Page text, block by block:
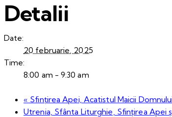
Detalii
Date:
20 februarie, 2025
Time:
8:00 am - 9:30 am
« Sfințirea Apei, Acatistul Maicii
Utrenia, Sfânta Liturghie, Sfințirea Apei